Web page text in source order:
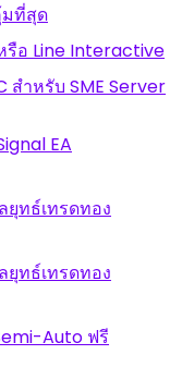
มที่สุด
รือ Line Interactive
สำหรับ SME Server
EA
ยุทธ์เทรดทอง
ยุทธ์เทรดทอง
Auto ฟรี